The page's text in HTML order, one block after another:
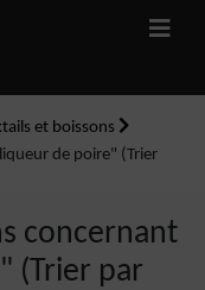
et boissons
de poire" (Trier
concernant
(Trier par